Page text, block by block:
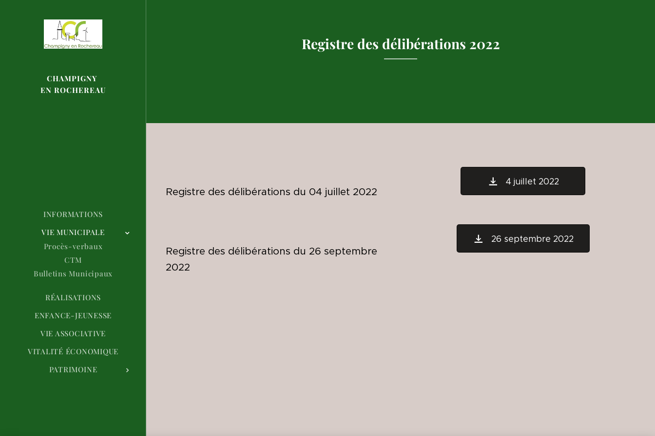
CHAMPIGNY
EN ROCHEREAU
INFORMATIONS
VIE MUNICIPALE
Procès-verbaux
CTM
Bulletins Municipaux
RÉALISATIONS
ENFANCE-JEUNESSE
VIE ASSOCIATIVE
VITALITÉ ÉCONOMIQUE
PATRIMOINE
Registre des délibérations 2022
Registre des délibérations du 04 juillet 2022
Registre des délibérations du 26 septembre
2022
4 juillet 2022
26 septembre 2022